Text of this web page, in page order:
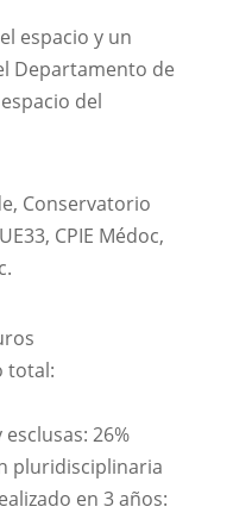
espacio y un
Departamento de
del
Conservatorio
CPIE Médoc,
total:
esclusas: 26%
pluridisciplinaria
en 3 años: